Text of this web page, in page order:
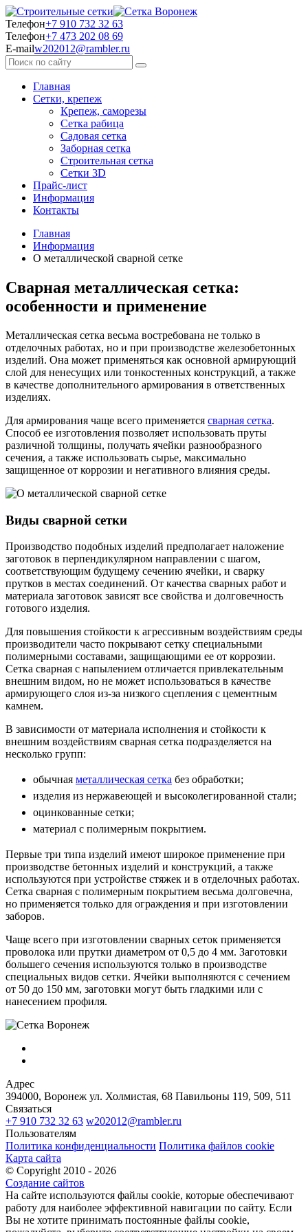
Телефон+7 910 732 32 63
Телефон+7 473 202 08 69
E-mailw202012@rambler.ru
Главная
Сетки, крепеж
Крепеж, саморезы
Сетка рабица
Садовая сетка
Заборная сетка
Строительная сетка
Сетки 3D
Прайс-лист
Информация
Контакты
Главная
Информация
О металлической сварной сетке
Сварная металлическая сетка:
особенности и применение
Металлическая сетка весьма востребована не только в
отделочных работах, но и при производстве железобетонных
изделий. Она может применяться как основной армирующий
слой для ненесущих или тонкостенных конструкций, а также
в качестве дополнительного армирования в ответственных
изделиях.
Для армирования чаще всего применяется сварная сетка.
Способ ее изготовления позволяет использовать пруты
различной толщины, получать ячейки разнообразного
сечения, а также использовать сырье, максимально
защищенное от коррозии и негативного влияния среды.
Виды сварной сетки
Производство подобных изделий предполагает наложение
заготовок в перпендикулярном направлении с шагом,
соответствующим будущему сечению ячейки, и сварку
прутков в местах соединений. От качества сварных работ и
материала заготовок зависят все свойства и долговечность
готового изделия.
Для повышения стойкости к агрессивным воздействиям среды
производители часто покрывают сетку специальными
полимерными составами, защищающими ее от коррозии.
Сетка сварная с напылением отличается привлекательным
внешним видом, но не может использоваться в качестве
армирующего слоя из-за низкого сцепления с цементным
камнем.
В зависимости от материала исполнения и стойкости к
внешним воздействиям сварная сетка подразделяется на
несколько групп:
обычная металлическая сетка без обработки;
изделия из нержавеющей и высоколегированной стали;
оцинкованные сетки;
материал с полимерным покрытием.
Первые три типа изделий имеют широкое применение при
производстве бетонных изделий и конструкций, а также
используются при устройстве стяжек и в отделочных работах.
Сетка сварная с полимерным покрытием весьма долговечна,
но применяется только для ограждения и при изготовлении
заборов.
Чаще всего при изготовлении сварных сеток применяется
проволока или прутки диаметром от 0,5 до 4 мм. Заготовки
большего сечения используются только в производстве
специальных видов сетки. Ячейки выполняются с сечением
от 50 до 150 мм, заготовки могут быть гладкими или с
нанесением профиля.
Адрес
394000, Воронеж ул. Холмистая, 68 Павильоны 119, 509, 511
Связаться
+7 910 732 32 63 w202012@rambler.ru
Пользователям
Политика конфиденциальности Политика файлов cookie
Карта сайта
© Copyright 2010 - 2026
Создание сайтов
На сайте используются файлы cookie, которые обеспечивают
работу для наиболее эффективной навигации по сайту. Если
Вы не хотите принимать постоянные файлы cookie,